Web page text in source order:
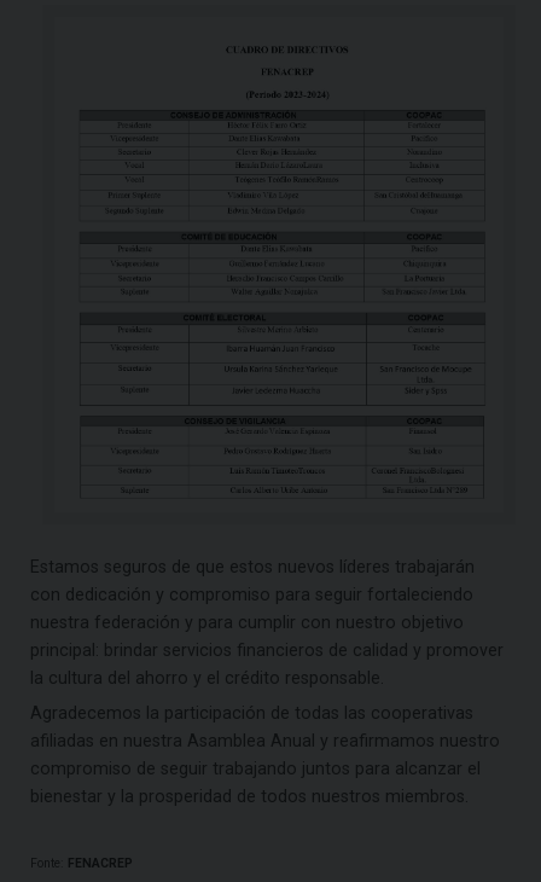
Estamos seguros de que estos nuevos líderes trabajarán
con dedicación y compromiso para seguir fortaleciendo
nuestra federación y para cumplir con nuestro objetivo
principal: brindar servicios financieros de calidad y promover
la cultura del ahorro y el crédito responsable.
Agradecemos la participación de todas las cooperativas
afiliadas en nuestra Asamblea Anual y reafirmamos nuestro
compromiso de seguir trabajando juntos para alcanzar el
bienestar y la prosperidad de todos nuestros miembros.
Fonte: FENACREP